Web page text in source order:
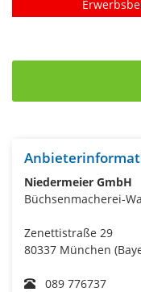
Niedermeier GmbH
Büchsenmacherei-
Zenettistraße 29
80337 München
089 776737